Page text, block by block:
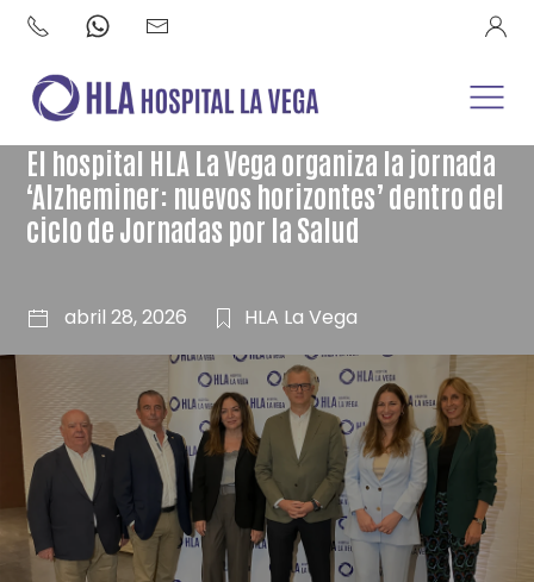
El hospital HLA La Vega organiza la jornada
‘Alzheminer: nuevos horizontes’ dentro del
ciclo de Jornadas por la Salud
abril 28, 2026 HLA La Vega